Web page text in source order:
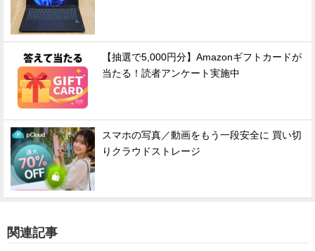
【抽選で5,000円分】Amazonギフトカードが
当たる！読者アンケート実施中
スマホの写真／動画をもう一段安全に 買い切
りクラウドストレージ
関連記事